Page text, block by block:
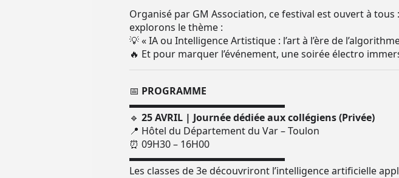
Organisé par GM Association, ce festival est ouvert à
explorons le thème :
💡 « IA ou Intelligence Artistique : l’art à l’ère de
🔥 Et pour marquer l’événement, une soirée électro
📅 PROGRAMME
▬▬▬▬▬▬▬▬▬▬▬▬▬▬▬▬
🔹 25 AVRIL | Journée dédiée aux collégiens (Privée)
📍 Hôtel du Département du Var – Toulon
⏰ 09H30 – 16H00
▬▬▬▬▬▬▬▬▬▬▬▬▬▬▬▬
Les classes de 3e découvriront l’intelligence artificielle